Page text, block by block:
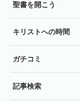
聖書を開こう
キリストへの時間
ガチコミ
記事検索